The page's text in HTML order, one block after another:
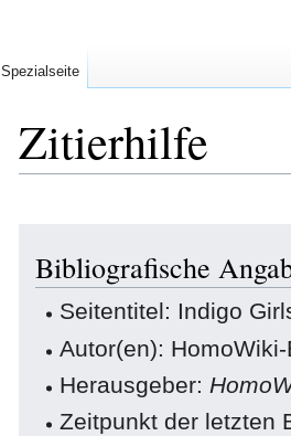
Zitierhilfe
Navigation
springen
Suche
springen
Bibliografische
Seitentitel: Indigo
Autor(en):
Herausgeber:
Zeitpunkt der letzten
Spezialseite